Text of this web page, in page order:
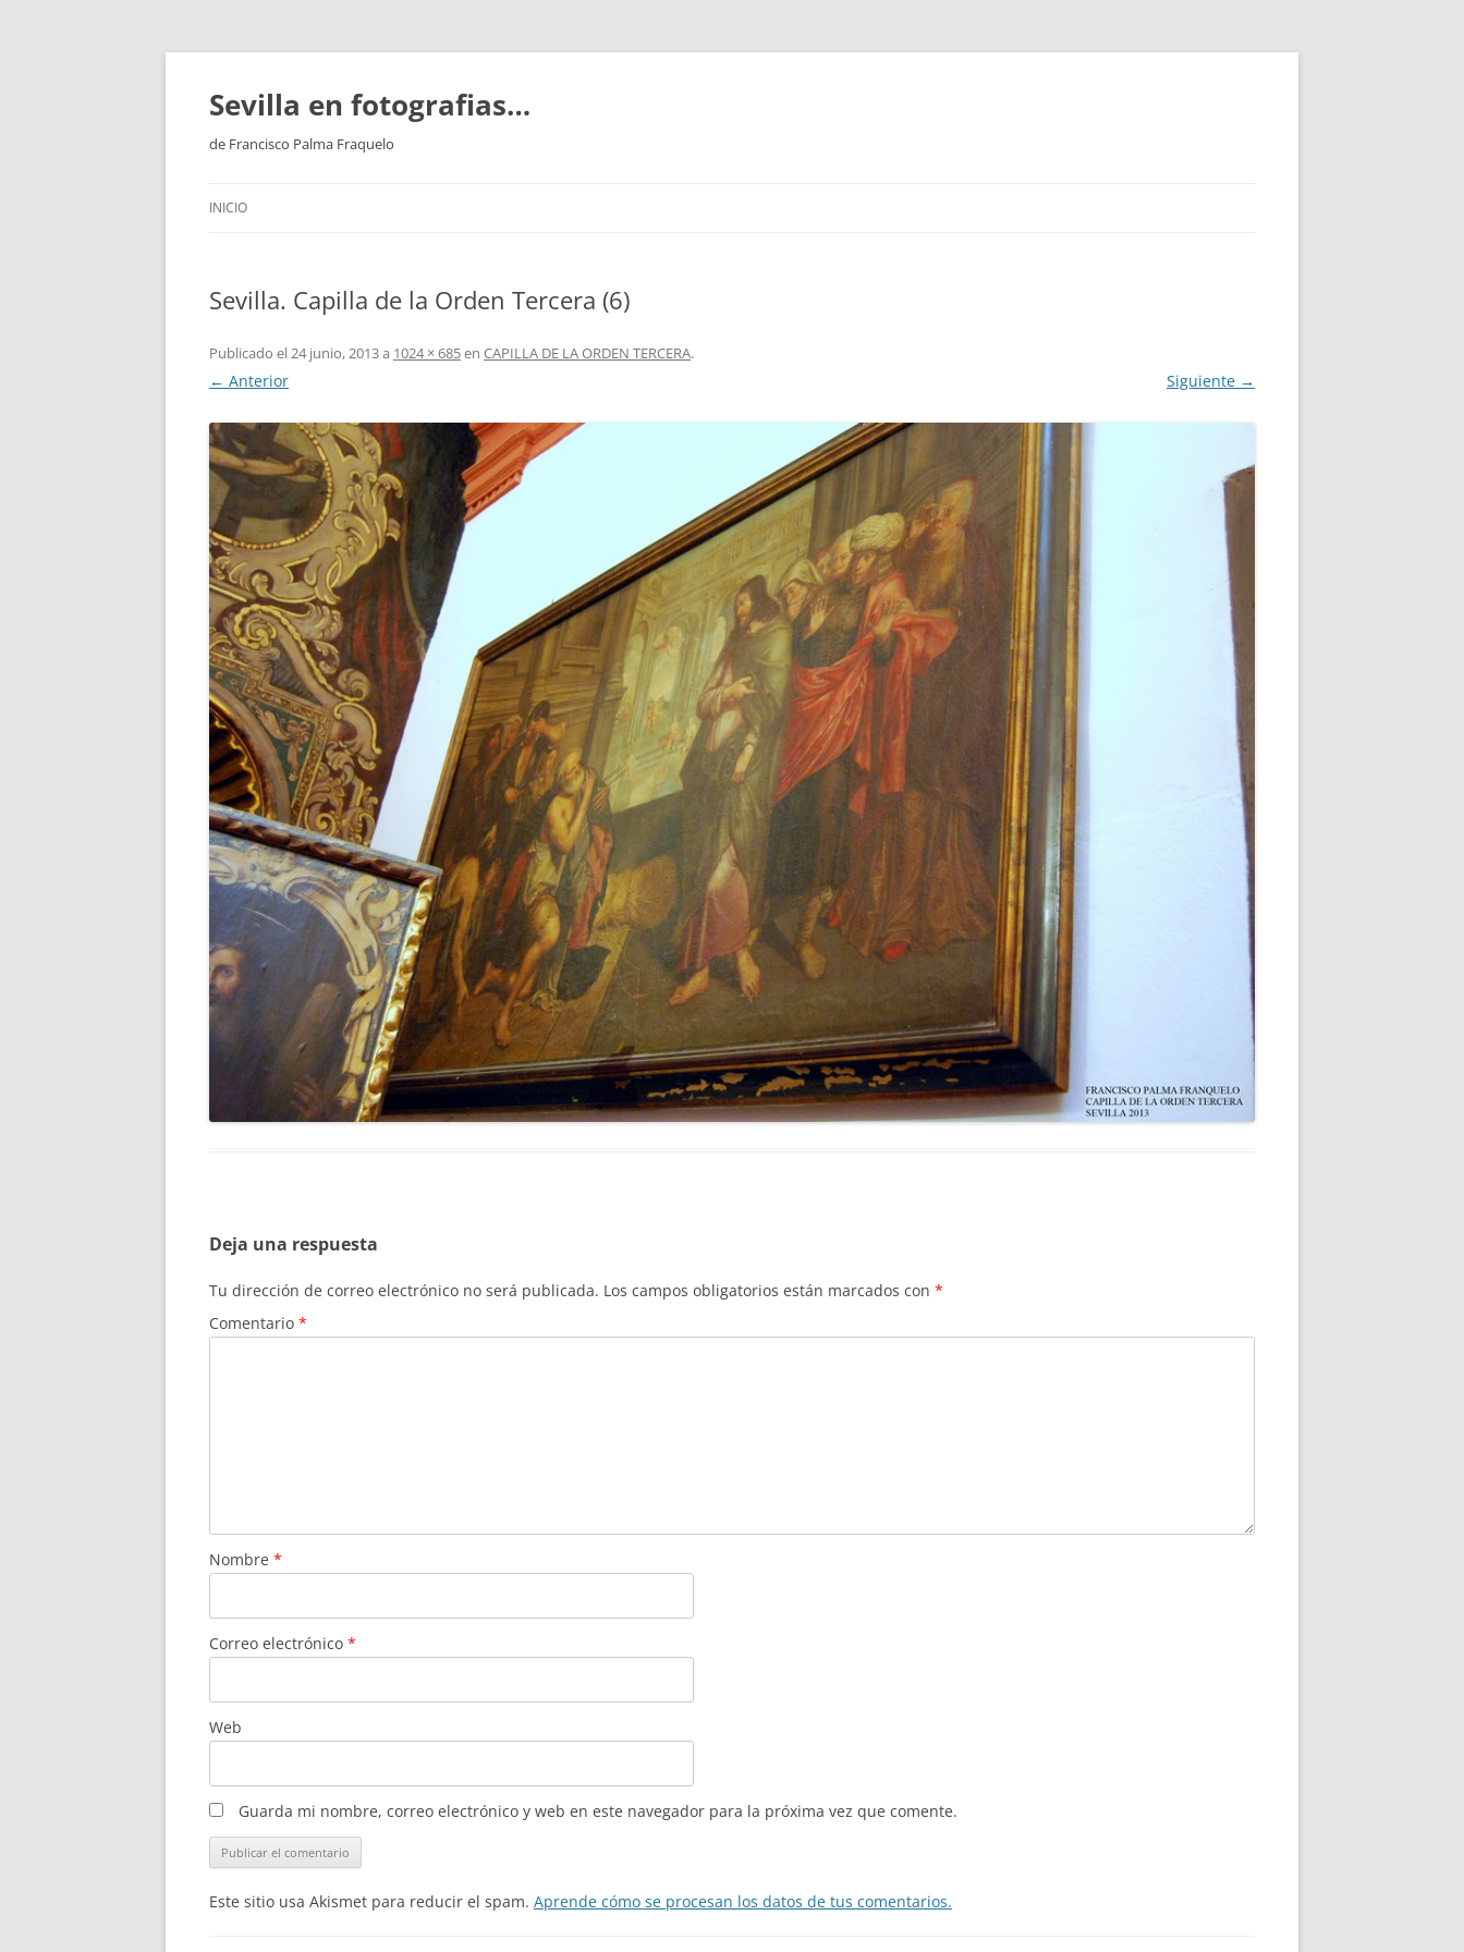
Saltar
contenido
Sevilla en fotografias…
de Francisco Palma Fraquelo
INICIO
Sevilla. Capilla de la Orden Tercera (6)
Publicado el24 junio, 2013a 1024 × 685en CAPILLA DE LA ORDEN TERCERA.
← Anterior Siguiente →
Deja una respuesta
Tu dirección de correo electrónico no será publicada. Los campos obligatorios están marcados con *
Comentario *
Nombre *
Correo electrónico *
Web
Guarda mi nombre, correo electrónico y web en este navegador para la próxima vez que comente.
Este sitio usa Akismet para reducir el spam. Aprende cómo se procesan los datos de tus comentarios.